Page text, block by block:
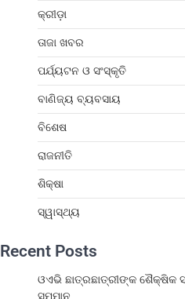
କ୍ରୀଡ଼ା
ତାଜା ଖବର
ପର୍ଯ୍ୟଟନ ଓ ସଂସ୍କୃତି
ବାଣିଜ୍ୟ ବ୍ୟବସାୟ
ବିଶେଷ
ରାଜନୀତି
ଶିକ୍ଷା
ସ୍ୱାସ୍ଥ୍ୟ
Recent Posts
ଓଏଭି ଛାତ୍ରଛାତ୍ରୀଙ୍କ ଶୈକ୍ଷିକ
ସମ୍ମାନ